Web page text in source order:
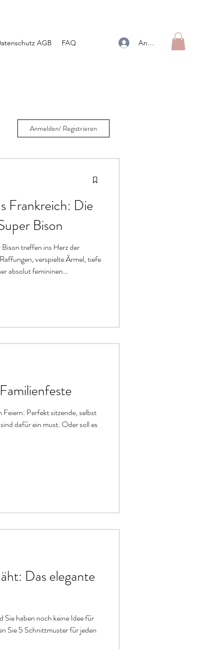
AGB FAQ Anmelden
Anmelden/ Registrieren
Frankreich: Die
Bison
treffen ins Herz der
verspielte Ärmel, tiefe
absolut femininen
selbst
dafür ein must. Oder soll es
Das elegante
haben noch keine Idee für
Sie 5 Schnittmuster für jeden